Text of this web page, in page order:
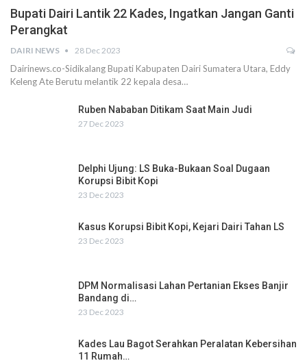
Bupati Dairi Lantik 22 Kades, Ingatkan Jangan Ganti
Perangkat
DAIRI NEWS 28 Dec 2023
Dairinews.co-Sidikalang Bupati Kabupaten Dairi Sumatera Utara, Eddy
Keleng Ate Berutu melantik 22 kepala desa…
Ruben Nababan Ditikam Saat Main Judi
27 Dec 2023
Delphi Ujung: LS Buka-Bukaan Soal Dugaan
Korupsi Bibit Kopi
23 Dec 2023
Kasus Korupsi Bibit Kopi, Kejari Dairi Tahan LS
23 Dec 2023
DPM Normalisasi Lahan Pertanian Ekses Banjir
Bandang di…
23 Dec 2023
Kades Lau Bagot Serahkan Peralatan Kebersihan
11 Rumah…